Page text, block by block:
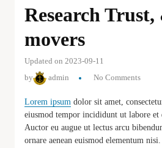
Research
movers
Updated on 2023-09-11
by
admin No Comments
Lorem ipsum dolor sit amet,
eiusmod tempor incididunt ut labore et
Auctor eu augue ut lectus arcu
ornare aenean euismod elementum nisi.